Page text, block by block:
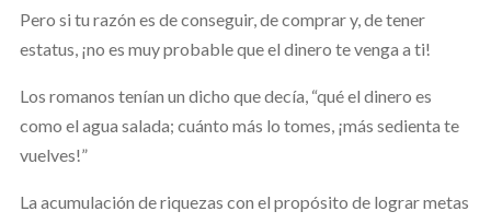
Pero si tu razón es de conseguir, de comprar y, de tener
estatus, ¡no es muy probable que el dinero te venga a ti!
Los romanos tenían un dicho que decía, “qué el dinero es
como el agua salada; cuánto más lo tomes, ¡más sedienta te
vuelves!”
La acumulación de riquezas con el propósito de lograr metas